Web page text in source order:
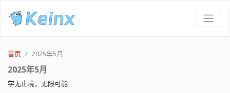
首页 2025年5月
2025年5月
学无止境，无限可能